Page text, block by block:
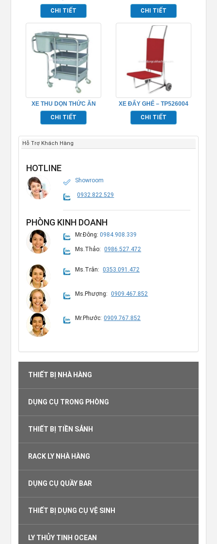
TP_680109
CHI TIẾT
TP680116
CHI TIẾT
XE THU DỌN THỨC ĂN
TP_680115
CHI TIẾT
XE ĐẨY GHẾ – TP526004
CHI TIẾT
Hỗ Trợ Khách Hàng
HOTLINE
Showroom
0932.822.529
PHÒNG KINH DOANH
Mr.Đông:0984.908.339
Ms.Thảo: 0986.527.472
Ms.Trân: 0353.091.472
Ms.Phượng: 0909.467.852
Mr.Phước: 0909.767.852
THIẾT BỊ NHÀ HÀNG
DỤNG CỤ TRONG PHÒNG
THIẾT BỊ TIỀN SẢNH
RACK LY NHÀ HÀNG
DỤNG CỤ QUẦY BAR
THIẾT BỊ DỤNG CỤ VỆ SINH
LY THỦY TINH OCEAN